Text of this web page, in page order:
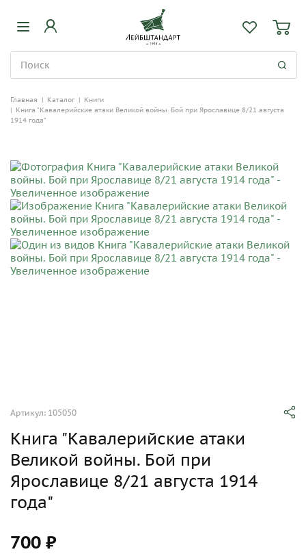
Главная | Каталог | Книги
| Книга "Кавалерийские атаки Великой войны. Бой при Ярославице 8/21 августа
1914 года"
Артикул: 105050
Книга "Кавалерийские атаки
Великой войны. Бой при
Ярославице 8/21 августа 1914
года"
700 ₽